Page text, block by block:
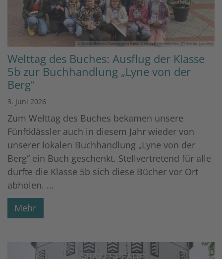
© Bischöfliches Gymnasium Sankt Ursula Geilenkirchen (Christina Jansen)
Welttag des Buches: Ausflug der Klasse
5b zur Buchhandlung „Lyne von der
Berg“
3. Juni 2026
Zum Welttag des Buches bekamen unsere
Fünftklässler auch in diesem Jahr wieder von
unserer lokalen Buchhandlung „Lyne von der
Berg“ ein Buch geschenkt. Stellvertretend für alle
durfte die Klasse 5b sich diese Bücher vor Ort
abholen. ...
Mehr